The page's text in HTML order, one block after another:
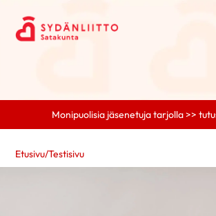
Monipuolisia jäsenetuja tarjolla >>
Etusivu/Testisivu